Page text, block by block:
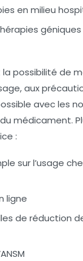
en milieu
possibilité de
aux
avec les
médicament.
:
sur l’usage
ligne
de réduction